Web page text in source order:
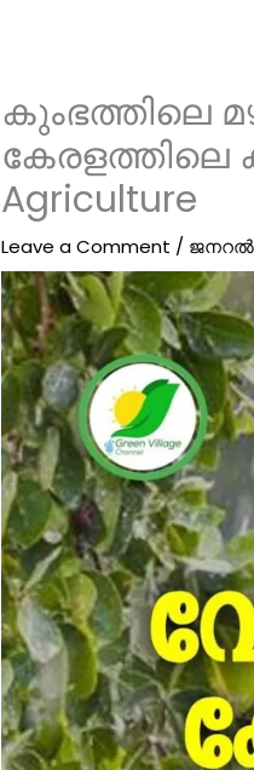
കുംഭത്തിലെ
കേരളത്തിലെ
Agriculture
Leave a Comment / ജനറൽ